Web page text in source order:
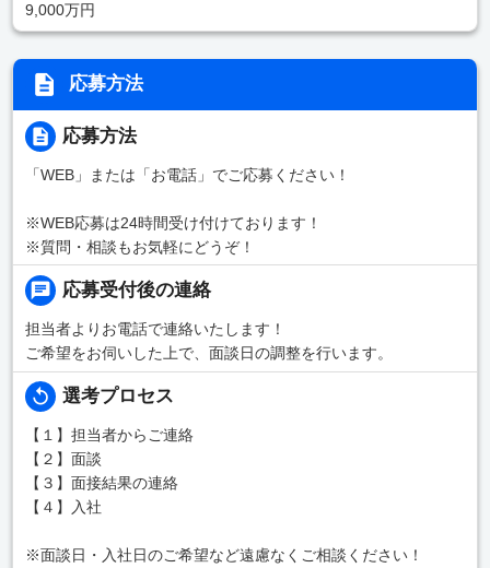
9,000万円
応募方法
応募方法
「WEB」または「お電話」でご応募ください！
※WEB応募は24時間受け付けております！
※質問・相談もお気軽にどうぞ！
応募受付後の連絡
担当者よりお電話で連絡いたします！
ご希望をお伺いした上で、面談日の調整を行います。
選考プロセス
【１】担当者からご連絡
【２】面談
【３】面接結果の連絡
【４】入社
※面談日・入社日のご希望など遠慮なくご相談ください！